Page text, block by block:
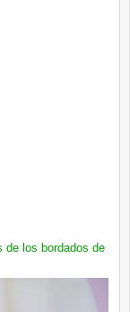
de los bordados de